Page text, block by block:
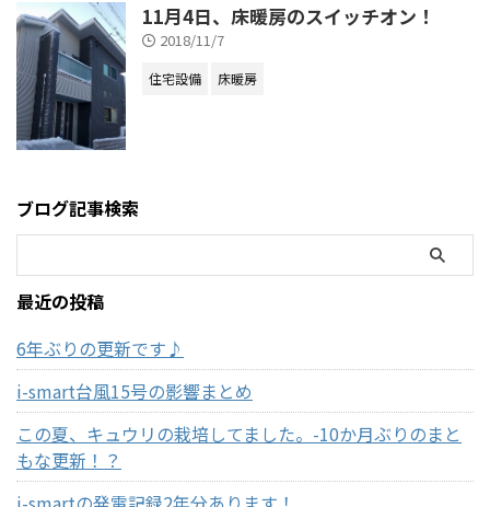
11月4日、床暖房のスイッチオン！
2018/11/7
住宅設備 床暖房
ブログ記事検索
最近の投稿
6年ぶりの更新です♪
i-smart台風15号の影響まとめ
この夏、キュウリの栽培してました。-10か月ぶりのまと
もな更新！？